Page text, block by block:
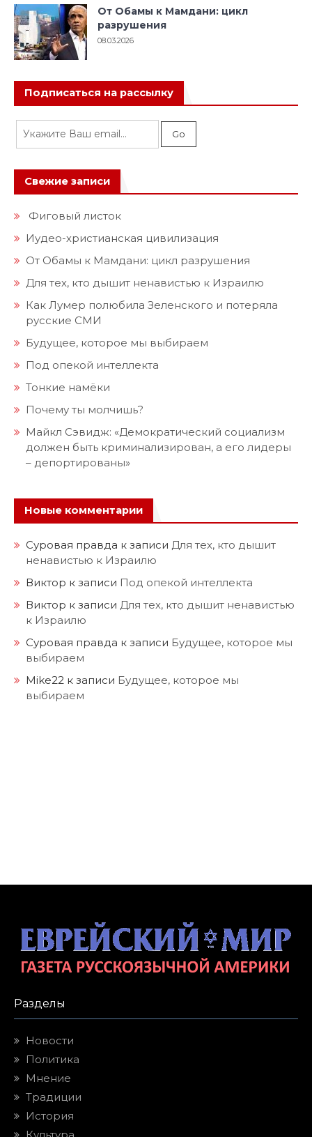
От Обамы к Мамдани: цикл
разрушения
08.03.2026
Подписаться на рассылку
Свежие записи
Фиговый листок
Иудео-христианская цивилизация
От Обамы к Мамдани: цикл разрушения
Для тех, кто дышит ненавистью к Израилю
Как Лумер полюбила Зеленского и потеряла
русские СМИ
Будущее, которое мы выбираем
Под опекой интеллекта
Тонкие намёки
Почему ты молчишь?
Майкл Сэвидж: «Демократический социализм
должен быть криминализирован, а его лидеры
– депортированы»
Новые комментарии
Суровая правда к записи Для тех, кто дышит
ненавистью к Израилю
Виктор к записи Под опекой интеллекта
Виктор к записи Для тех, кто дышит ненавистью
к Израилю
Суровая правда к записи Будущее, которое мы
выбираем
Mike22 к записи Будущее, которое мы
выбираем
Разделы
Новости
Политика
Мнение
Традиции
История